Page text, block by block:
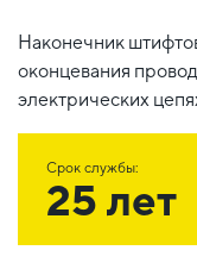
Наконечник
оконцевания
электрических
Срок службы:
25 лет